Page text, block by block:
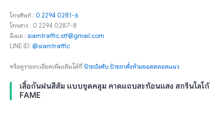
โทรศัพท์ : 0 2294 0281-6
โทรสาร : 0 2294 0287-8
อีเมล : siamtraffic.stf@gmail.com
LINE ID: @siamtraffic
หรือดูรายละเอียดเพิ่มเติมได้ที่ ป้ายบังคับ ป้ายขาตั้งห้ามจอดตลอดแนว
เสื้อกันฝนสีส้ม แบบชุดคลุม คาดแถบสะท้อนแสง สกรีนโลโก้
FAME